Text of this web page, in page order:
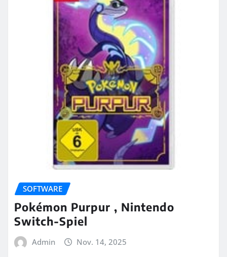
SOFTWARE
Pokémon Purpur , Nintendo
Switch-Spiel
Admin Nov. 14, 2025